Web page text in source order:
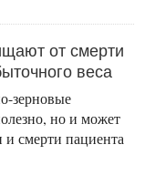
от смерти
веса
зерновые
но и может
и смерти пациента